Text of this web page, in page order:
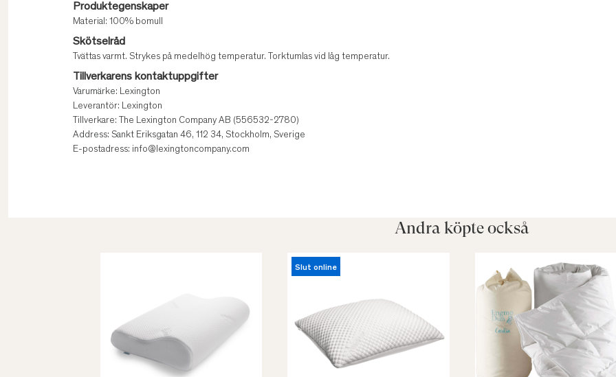
Produktegenskaper
Material: 100% bomull
Skötselråd
Tvättas varmt. Strykes på medelhög temperatur. Torktumlas vid låg temperatur.
Tillverkarens kontaktuppgifter
Varumärke: Lexington
Leverantör: Lexington
Tillverkare: The Lexington Company AB (556532-2780)
Address: Sankt Eriksgatan 46, 112 34, Stockholm, Sverige
E-postadress: info@lexingtoncompany.com
Andra köpte också
Slut online